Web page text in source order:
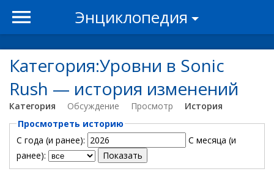
Энциклопедия
Категория:Уровни в Sonic
Rush — история изменений
Категория Обсуждение Просмотр
История
Просмотреть историю
С года (и ранее):
С месяца (и
ранее):